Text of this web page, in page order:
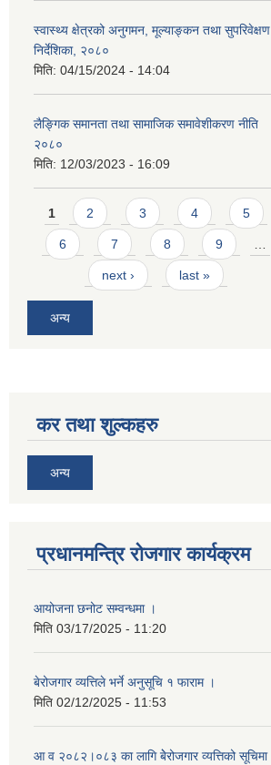
स्वास्थ्य क्षेत्रको अनुगमन, मूल्याङ्कन तथा सुपरिवेक्षण
निर्देशिका, २०८०
मिति: 04/15/2024 - 14:04
लैङ्गिक समानता तथा सामाजिक समावेशीकरण नीति
२०८०
मिति: 12/03/2023 - 16:09
Pages
1 2 3 4 5
6 7 8 9 …
next › last »
अन्य
कर तथा शुल्कहरु
अन्य
प्रधानमन्त्रि रोजगार कार्यक्रम
आयोजना छनोट सम्वन्धमा ।
मिति 03/17/2025 - 11:20
बेरोजगार व्यत्तिले भर्ने अनुसूचि १ फाराम ।
मिति 02/12/2025 - 11:53
आ व २०८२।०८३ का लागि बेेरोजगार व्यत्तिको सूचिमा